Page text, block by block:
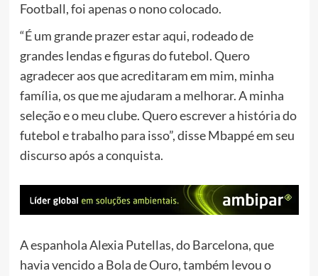
Football, foi apenas o nono colocado.
“É um grande prazer estar aqui, rodeado de
grandes lendas e figuras do futebol. Quero
agradecer aos que acreditaram em mim, minha
família, os que me ajudaram a melhorar. A minha
seleção e o meu clube. Quero escrever a história do
futebol e trabalho para isso”, disse Mbappé em seu
discurso após a conquista.
A espanhola Alexia Putellas, do Barcelona, que
havia vencido a Bola de Ouro, também levou o